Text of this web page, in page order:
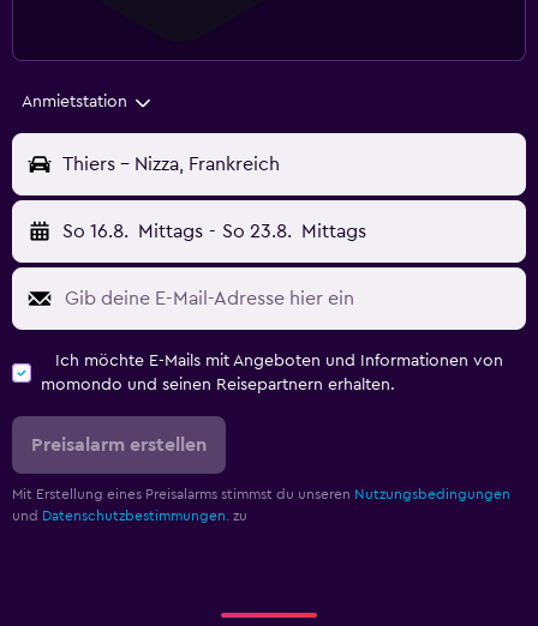
Anmietstation
Thiers - Nizza, Frankreich
So 16.8. Mittags - So 23.8. Mittags
Ich möchte E-Mails mit Angeboten und Informationen von
momondo und seinen Reisepartnern erhalten.
Preisalarm erstellen
Mit Erstellung eines Preisalarms stimmst du unseren Nutzungsbedingungen
und Datenschutzbestimmungen. zu